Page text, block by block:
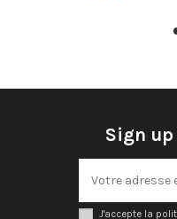
Sign
J'accepte la